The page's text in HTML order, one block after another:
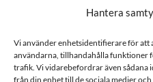
Hantera
Vi använder enhetsidentifierare för att
användarna, tillhandahålla funktioner
trafik. Vi vidarebefordrar även
från din enhet till de sociala medier
Lilliesvärd
1579
Lindencrona
1883
Linderstedt
1700
Lindestolpe
1812
Lindheim